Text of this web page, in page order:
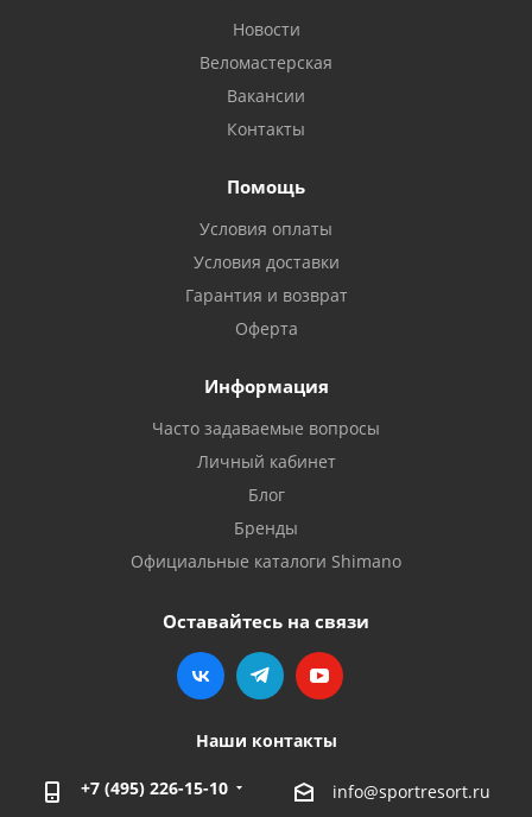
Новости
Веломастерская
Вакансии
Контакты
Помощь
Условия оплаты
Условия доставки
Гарантия и возврат
Оферта
Информация
Часто задаваемые вопросы
Личный кабинет
Блог
Бренды
Официальные каталоги Shimano
Оставайтесь на связи
Наши контакты
+7 (495) 226-15-10 info@sportresort.ru